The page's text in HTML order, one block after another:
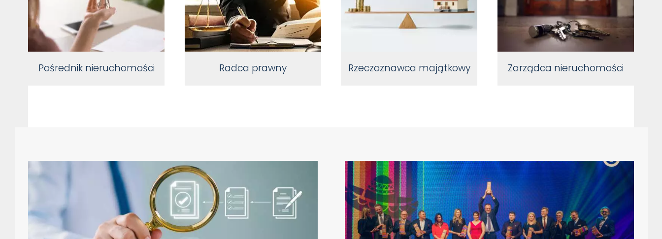
Pośrednik nieruchomości Radca prawny Rzeczoznawca majątkowy Zarządca nieruchomości